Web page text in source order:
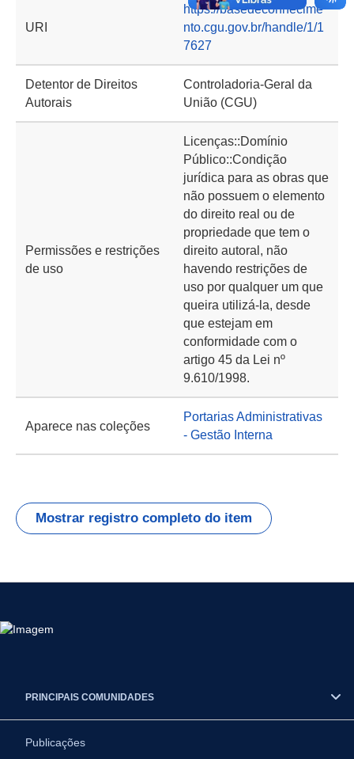
URI
https://basedeconhecime
nto.cgu.gov.br/handle/1/1
7627
Detentor de Direitos
Autorais
Controladoria-Geral da
União (CGU)
Permissões e restrições
de uso
Licenças::Domínio
Público::Condição
jurídica para as obras que
não possuem o elemento
do direito real ou de
propriedade que tem o
direito autoral, não
havendo restrições de
uso por qualquer um que
queira utilizá-la, desde
que estejam em
conformidade com o
artigo 45 da Lei nº
9.610/1998.
Aparece nas coleções
Portarias Administrativas
- Gestão Interna
Mostrar registro completo do item
PRINCIPAIS COMUNIDADES
Publicações